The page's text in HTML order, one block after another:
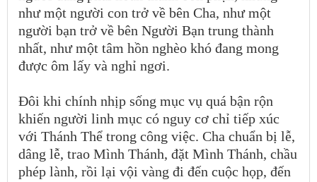
như một người con trở về bên Cha, như một
người bạn trở về bên Người Bạn trung thành
nhất, như một tâm hồn nghèo khó đang mong
được ôm lấy và nghỉ ngơi.
Đôi khi chính nhịp sống mục vụ quá bận rộn
khiến người linh mục có nguy cơ chỉ tiếp xúc
với Thánh Thể trong công việc. Cha chuẩn bị lễ,
dâng lễ, trao Mình Thánh, đặt Mình Thánh, chầu
phép lành, rồi lại vội vàng đi đến cuộc họp, đến